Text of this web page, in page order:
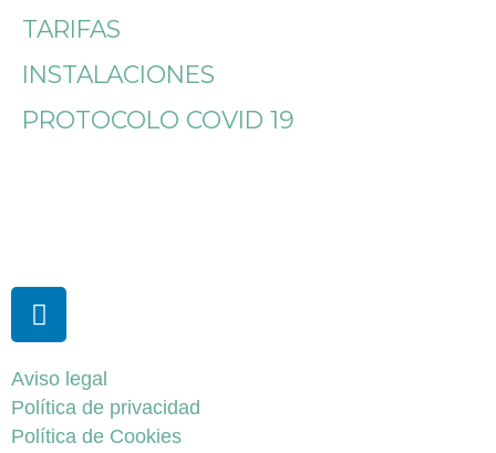
TARIFAS
INSTALACIONES
PROTOCOLO COVID 19
Aviso legal
Política de privacidad
Política de Cookies